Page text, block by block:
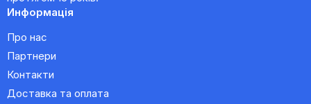
Информація
Про нас
Партнери
Контакти
Доставка та оплата